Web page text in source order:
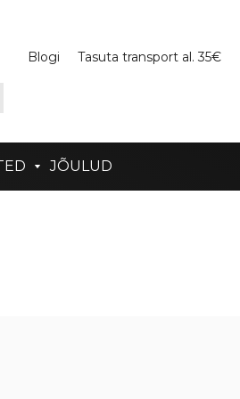
Blogi Tasuta transport al. 35€
JÕULUD